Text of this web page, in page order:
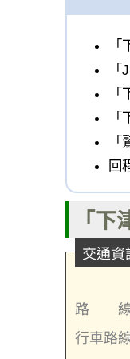
回
「下
交通資
路 線
行車路